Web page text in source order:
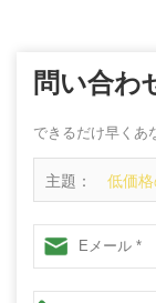
問い合わ
できるだけ早くあ
主題： 低価
サプライヤー